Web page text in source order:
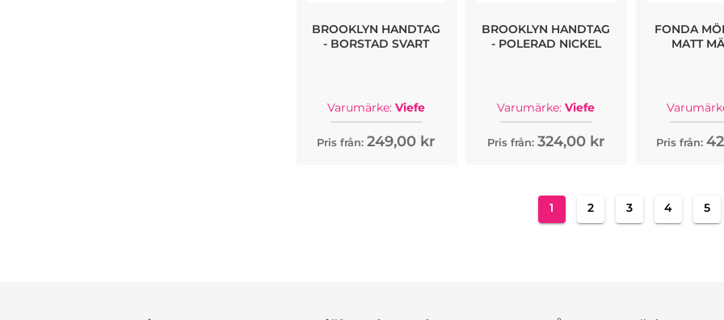
BROOKLYN HANDTAG
- BORSTAD SVART
Varumärke: Viefe
Pris från:249,00 kr
BROOKLYN HANDTAG
- POLERAD NICKEL
Varumärke: Viefe
Pris från: 324,00 kr
FONDA
MATT
Pris från:
SidaYou're currently reading
1 Sida
2 Sida
3 Sida
4 5